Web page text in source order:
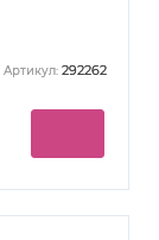
Артикул: 292262